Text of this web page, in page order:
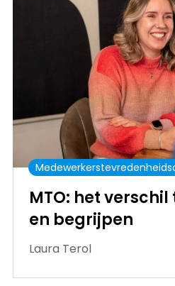
MTO: het
en begrijpen
Laura Terol